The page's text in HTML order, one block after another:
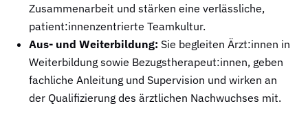
Zusammenarbeit und stärken eine verlässliche,
patient:innenzentrierte Teamkultur.
Aus- und Weiterbildung: Sie begleiten Ärzt:innen in
Weiterbildung sowie Bezugstherapeut:innen, geben
fachliche Anleitung und Supervision und wirken an
der Qualifizierung des ärztlichen Nachwuchses mit.